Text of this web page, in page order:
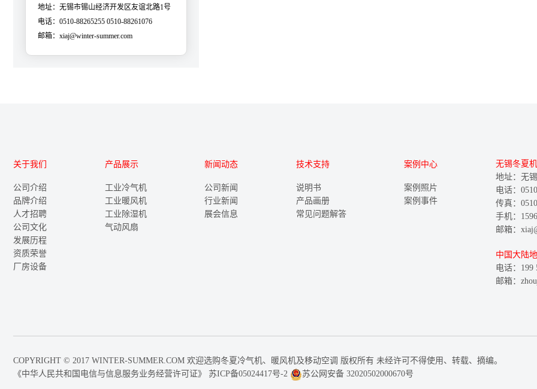
地址：无锡市锡山经济开发区友谊北路1号
电话：0510-88265255 0510-88261076
邮箱：xiaj@winter-summer.com
关于我们
公司介绍
品牌介绍
人才招聘
公司文化
发展历程
资质荣誉
厂房设备
产品展示
工业冷气机
工业暖风机
工业除湿机
气动风扇
新闻动态
公司新闻
行业新闻
展会信息
技术支持
说明书
产品画册
常见问题解答
案例中心
案例照片
案例事件
无锡冬夏
地址：无
电话：
传真：
手机：
邮箱：
中国大陆
电话：199
邮箱：
COPYRIGHT © 2017 WINTER-SUMMER.COM 欢迎选购冬夏冷气机、暖风机及移动空调 版权所有 未经许可不得使用、转载、摘编。
《中华人民共和国电信与信息服务业务经营许可证》 苏ICP备05024417号-2 苏公网安备 32020502000670号